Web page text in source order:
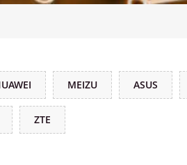
MEIZU ASUS
ZTE